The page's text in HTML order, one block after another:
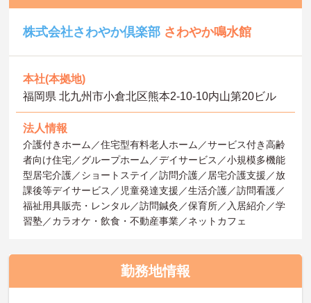
株式会社さわやか倶楽部 さわやか鳴水館
本社(本拠地)
福岡県 北九州市小倉北区熊本2‐10‐10内山第20ビル
法人情報
介護付きホーム／住宅型有料老人ホーム／サービス付き高齢
者向け住宅／グループホーム／デイサービス／小規模多機能
型居宅介護／ショートステイ／訪問介護／居宅介護支援／放
課後等デイサービス／児童発達支援／生活介護／訪問看護／
福祉用具販売・レンタル／訪問鍼灸／保育所／入居紹介／学
習塾／カラオケ・飲食・不動産事業／ネットカフェ
勤務地情報